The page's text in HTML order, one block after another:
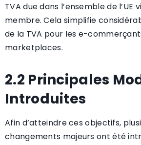
TVA due dans l’ensemble de l’UE
membre. Cela simplifie
de la TVA pour les e-
marketplaces.
2.2 Principales
Introduites
Afin d’atteindre ces objectifs,
changements majeurs ont été